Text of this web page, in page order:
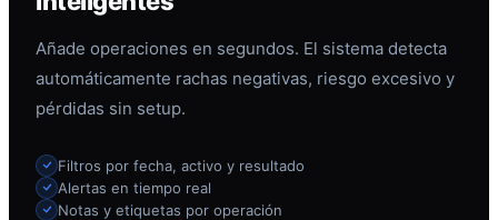
Añade operaciones en segundos. El sistema detecta
automáticamente rachas negativas, riesgo excesivo y
pérdidas sin setup.
Filtros por fecha, activo y resultado
Alertas en tiempo real
Notas y etiquetas por operación